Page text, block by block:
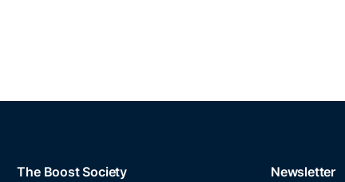
The Boost Society Newsletter